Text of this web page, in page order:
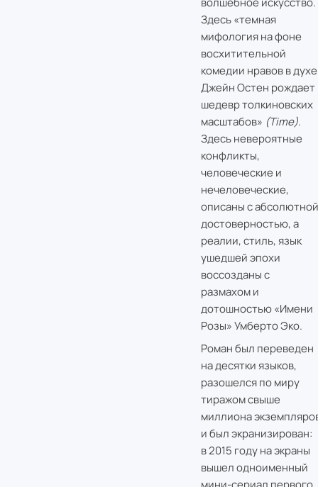
Здесь «темная
мифология на фоне
восхитительной
комедии нравов в духе
Джейн Остен рождает
шедевр толкиновских
масштабов» (Time).
Здесь невероятные
конфликты,
человеческие и
нечеловеческие,
описаны с абсолютной
достоверностью, а
реалии, стиль, язык
ушедшей эпохи
воссозданы с
размахом и
дотошностью «Имени
Розы» Умберто Эко.
Роман был переведен
на десятки языков,
разошелся по миру
тиражом свыше
миллиона
и был экранизирован:
в 2015 году на экраны
вышел одноименный